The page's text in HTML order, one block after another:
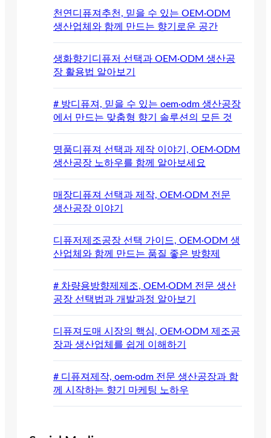
천연디퓨져추천, 믿을 수 있는 OEM·ODM
생산업체와 함께 만드는 향기로운 공간
생화향기디퓨저 선택과 OEM·ODM 생산공
장 활용법 알아보기
# 방디퓨져, 믿을 수 있는 oem·odm 생산공장
에서 만드는 맞춤형 향기 솔루션의 모든 것
명품디퓨져 선택과 제작 이야기, OEM·ODM
생산공장 노하우를 함께 알아보세요
매장디퓨져 선택과 제작, OEM·ODM 전문
생산공장 이야기
디퓨저제조공장 선택 가이드, OEM·ODM 생
산업체와 함께 만드는 품질 좋은 방향제
# 차량용방향제제조, OEM·ODM 전문 생산
공장 선택법과 개발과정 알아보기
디퓨져도매 시장의 핵심, OEM·ODM 제조공
장과 생산업체를 쉽게 이해하기
# 디퓨져제작, oem·odm 전문 생산공장과 함
께 시작하는 향기 마케팅 노하우